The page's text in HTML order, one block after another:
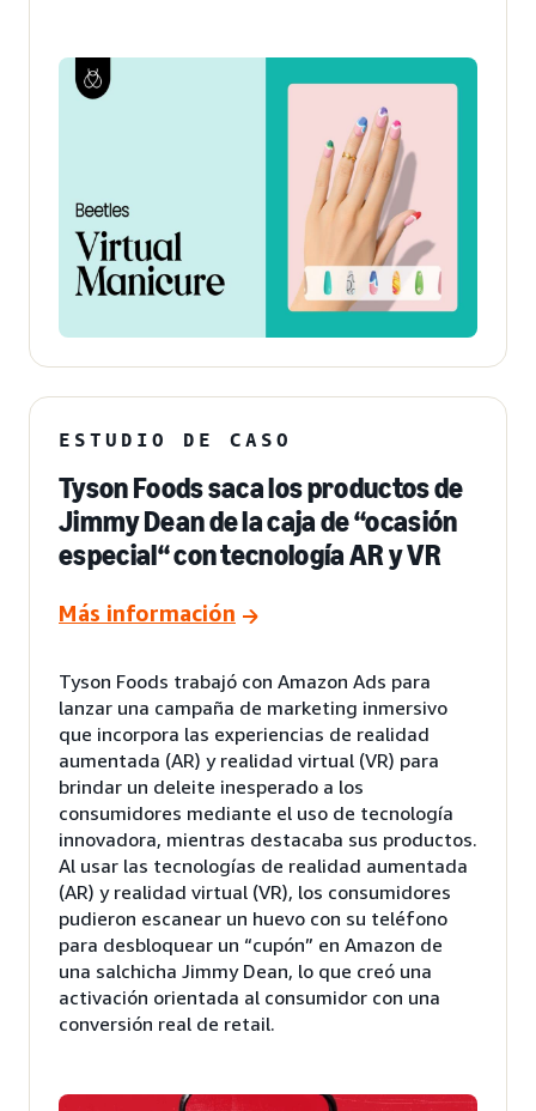
ESTUDIO DE CASO
Tyson Foods saca los productos de
Jimmy Dean de la caja de “ocasión
especial“ con tecnología AR y VR
Más información
Tyson Foods trabajó con Amazon Ads para
lanzar una campaña de marketing inmersivo
que incorpora las experiencias de realidad
aumentada (AR) y realidad virtual (VR) para
brindar un deleite inesperado a los
consumidores mediante el uso de tecnología
innovadora, mientras destacaba sus productos.
Al usar las tecnologías de realidad aumentada
(AR) y realidad virtual (VR), los consumidores
pudieron escanear un huevo con su teléfono
para desbloquear un “cupón” en Amazon de
una salchicha Jimmy Dean, lo que creó una
activación orientada al consumidor con una
conversión real de retail.